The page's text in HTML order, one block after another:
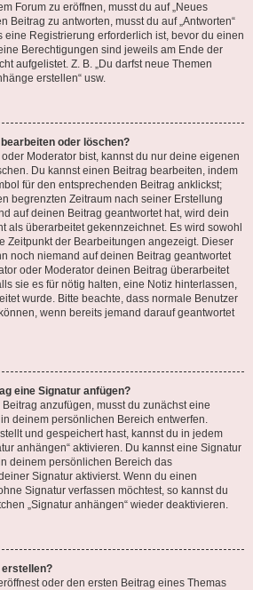
Forum zu eröffnen, musst du auf „Neues
Beitrag zu antworten, musst du auf „Antworten“
eine Registrierung erforderlich ist, bevor du einen
Berechtigungen sind jeweils am Ende der
aufgelistet. Z. B. „Du darfst neue Themen
erstellen“ usw.
oder löschen?
Moderator bist, kannst du nur deine eigenen
Du kannst einen Beitrag bearbeiten, indem
für den entsprechenden Beitrag anklickst;
begrenzten Zeitraum nach seiner Erstellung
auf deinen Beitrag geantwortet hat, wird dein
als überarbeitet gekennzeichnet. Es wird sowohl
Zeitpunkt der Bearbeitungen angezeigt. Dieser
noch niemand auf deinen Beitrag geantwortet
oder Moderator deinen Beitrag überarbeitet
sie es für nötig halten, eine Notiz hinterlassen,
wurde. Bitte beachte, dass normale Benutzer
wenn bereits jemand darauf geantwortet
eine Signatur anfügen?
anzufügen, musst du zunächst eine
deinem persönlichen Bereich entwerfen.
und gespeichert hast, kannst du in jedem
anhängen“ aktivieren. Du kannst eine Signatur
deinem persönlichen Bereich das
Signatur aktivierst. Wenn du einen
Signatur verfassen möchtest, so kannst du
„Signatur anhängen“ wieder deaktivieren.
erstellen?
oder den ersten Beitrag eines Themas